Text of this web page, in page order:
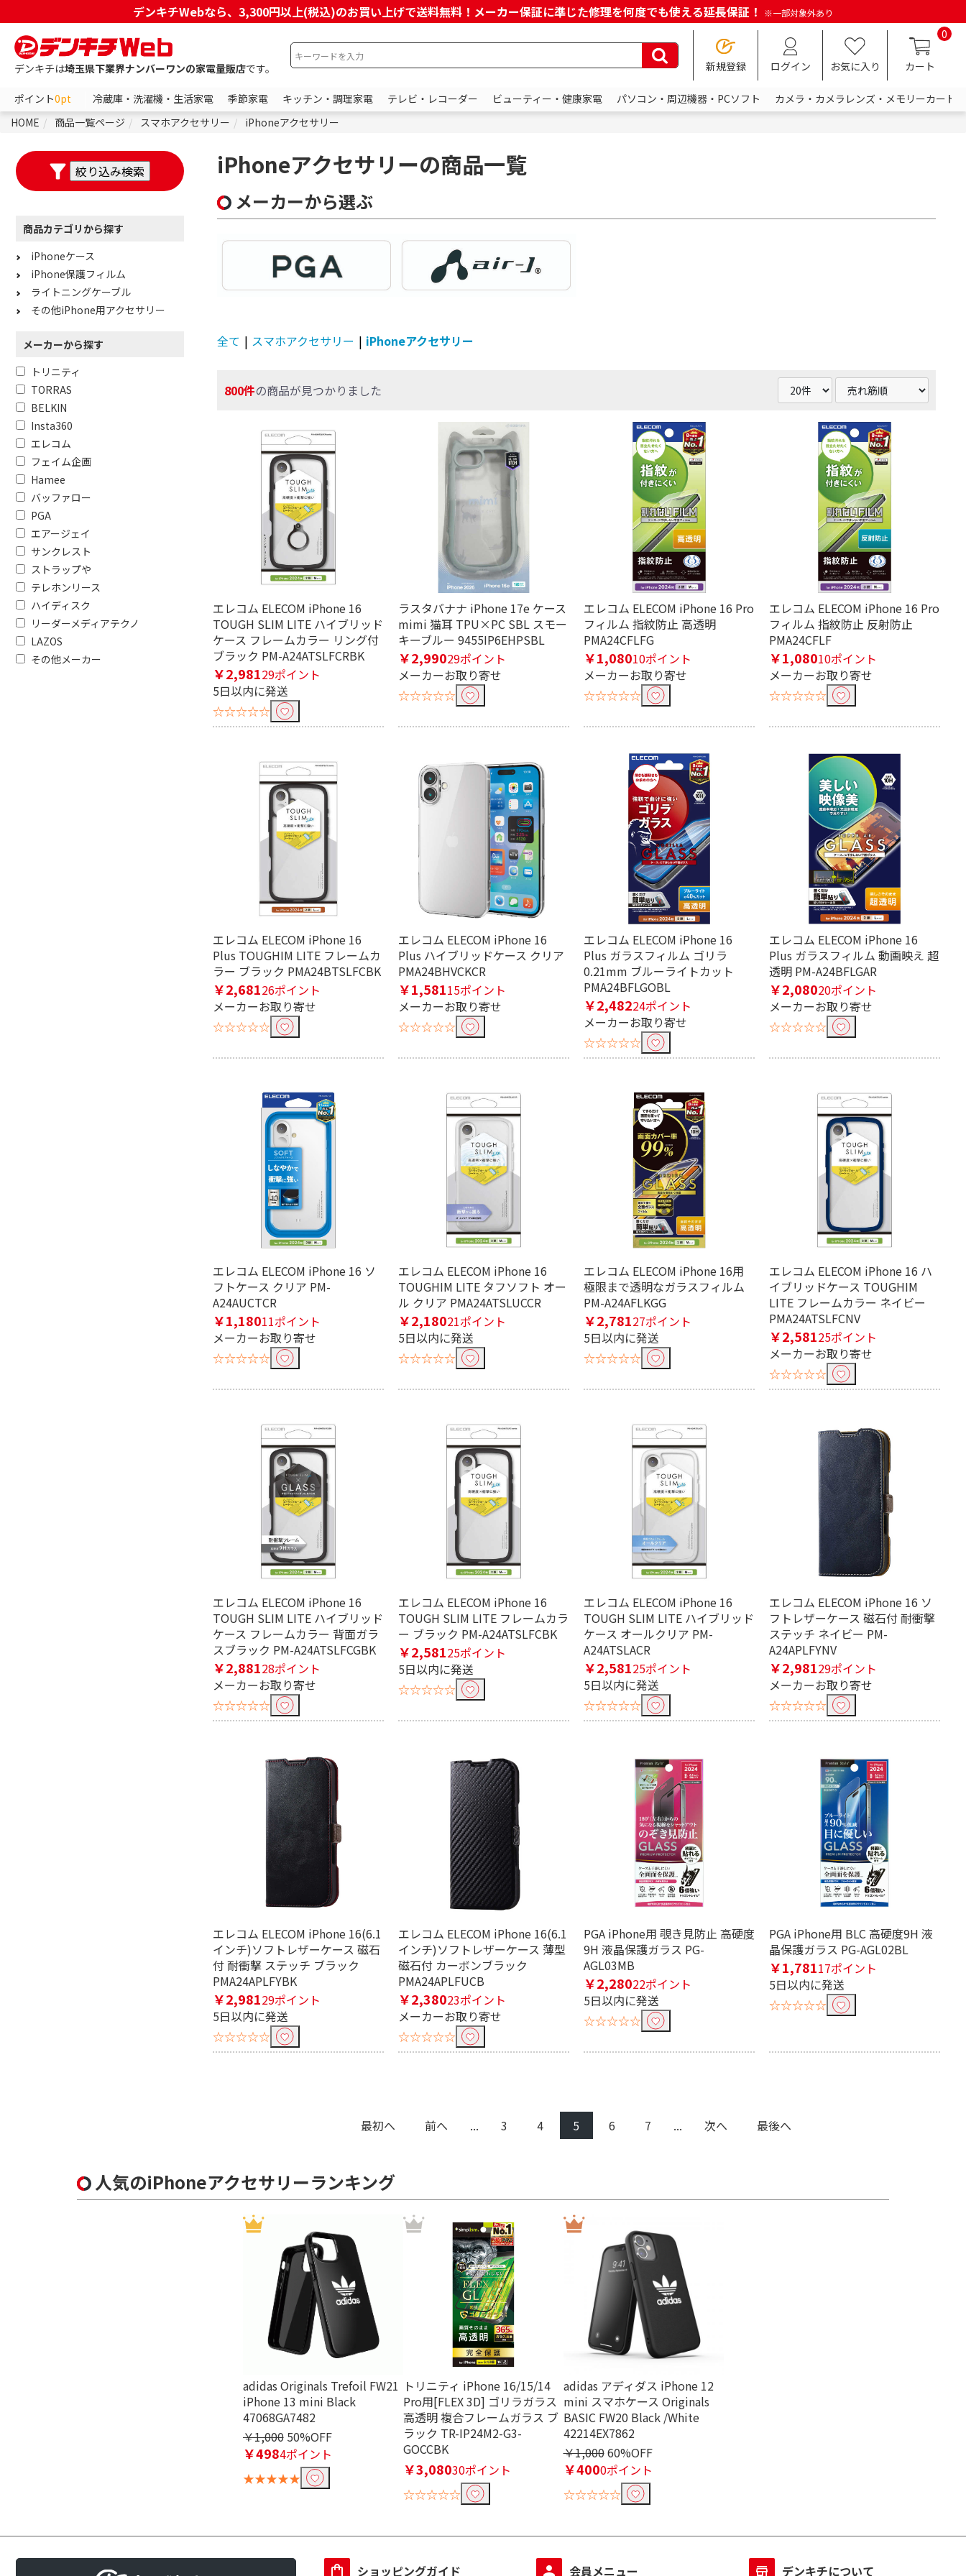
デンキチWebなら、3,300円以上(税込)のお買い上げで送料無料！メーカー保証に準じた修理を何度でも使える延長保証！ ※一部対象外あり
デンキチは埼玉県下業界ナンバーワンの家電量販店です。 新規登録 ログイン お気に入り
0
カート
ポイント0pt 冷蔵庫・洗濯機・生活家電 季節家電 キッチン・調理家電 テレビ・レコーダー ビューティー・健康家電 パソコン・周辺機器・PCソフト
カメラ・カメラレンズ・メモリーカード
HOME
商品一覧ページ スマホアクセサリー iPhoneアクセサリー
iPhoneアクセサリーの商品一覧
メーカーから選ぶ
全て | スマホアクセサリー | iPhoneアクセサリー
800件の商品が見つかりました
エレコム ELECOM iPhone 16
TOUGH SLIM LITE ハイブリッド
ケース フレームカラー リング付
ブラック PM-A24ATSLFCRBK
￥2,98129ポイント
5日以内に発送
☆☆☆☆☆
ラスタバナナ iPhone 17e ケース
mimi 猫耳 TPU×PC SBL スモー
キーブルー 9455IP6EHPSBL
￥2,99029ポイント
メーカーお取り寄せ
☆☆☆☆☆
エレコム ELECOM iPhone 16 Pro
フィルム 指紋防止 高透明
PMA24CFLFG
￥1,08010ポイント
メーカーお取り寄せ
☆☆☆☆☆
エレコム ELECOM iPhone 16 Pro
フィルム 指紋防止 反射防止
PMA24CFLF
￥1,08010ポイント
メーカーお取り寄せ
☆☆☆☆☆
エレコム ELECOM iPhone 16
Plus TOUGHIM LITE フレームカ
ラー ブラック PMA24BTSLFCBK
￥2,68126ポイント
メーカーお取り寄せ
☆☆☆☆☆
エレコム ELECOM iPhone 16
Plus ハイブリッドケース クリア
PMA24BHVCKCR
￥1,58115ポイント
メーカーお取り寄せ
☆☆☆☆☆
エレコム ELECOM iPhone 16
Plus ガラスフィルム ゴリラ
0.21mm ブルーライトカット
PMA24BFLGOBL
￥2,48224ポイント
メーカーお取り寄せ
☆☆☆☆☆
エレコム ELECOM iPhone 16
Plus ガラスフィルム 動画映え 超
透明 PM-A24BFLGAR
￥2,08020ポイント
メーカーお取り寄せ
☆☆☆☆☆
エレコム ELECOM iPhone 16 ソ
フトケース クリア PM-
A24AUCTCR
￥1,18011ポイント
メーカーお取り寄せ
☆☆☆☆☆
エレコム ELECOM iPhone 16
TOUGHIM LITE タフソフト オー
ル クリア PMA24ATSLUCCR
￥2,18021ポイント
5日以内に発送
☆☆☆☆☆
エレコム ELECOM iPhone 16用
極限まで透明なガラスフィルム
PM-A24AFLKGG
￥2,78127ポイント
5日以内に発送
☆☆☆☆☆
エレコム ELECOM iPhone 16 ハ
イブリッドケース TOUGHIM
LITE フレームカラー ネイビー
PMA24ATSLFCNV
￥2,58125ポイント
メーカーお取り寄せ
☆☆☆☆☆
エレコム ELECOM iPhone 16
TOUGH SLIM LITE ハイブリッド
ケース フレームカラー 背面ガラ
スブラック PM-A24ATSLFCGBK
￥2,88128ポイント
メーカーお取り寄せ
☆☆☆☆☆
エレコム ELECOM iPhone 16
TOUGH SLIM LITE フレームカラ
ー ブラック PM-A24ATSLFCBK
￥2,58125ポイント
5日以内に発送
☆☆☆☆☆
エレコム ELECOM iPhone 16
TOUGH SLIM LITE ハイブリッド
ケース オールクリア PM-
A24ATSLACR
￥2,58125ポイント
5日以内に発送
☆☆☆☆☆
エレコム ELECOM iPhone 16 ソ
フトレザーケース 磁石付 耐衝撃
ステッチ ネイビー PM-
A24APLFYNV
￥2,98129ポイント
メーカーお取り寄せ
☆☆☆☆☆
エレコム ELECOM iPhone 16(6.1
インチ)ソフトレザーケース 磁石
付 耐衝撃 ステッチ ブラック
PMA24APLFYBK
￥2,98129ポイント
5日以内に発送
☆☆☆☆☆
エレコム ELECOM iPhone 16(6.1
インチ)ソフトレザーケース 薄型
磁石付 カーボンブラック
PMA24APLFUCB
￥2,38023ポイント
メーカーお取り寄せ
☆☆☆☆☆
PGA iPhone用 覗き見防止 高硬度
9H 液晶保護ガラス PG-
AGL03MB
￥2,28022ポイント
5日以内に発送
☆☆☆☆☆
PGA iPhone用 BLC 高硬度9H 液
晶保護ガラス PG-AGL02BL
￥1,78117ポイント
5日以内に発送
☆☆☆☆☆
最初へ 前へ ... 3 4 5 6 7 ... 次へ 最後へ
商品カテゴリから探す
iPhoneケース
iPhone保護フィルム
ライトニングケーブル
その他iPhone用アクセサリー
メーカーから探す
トリニティ
TORRAS
BELKIN
Insta360
エレコム
フェイム企画
Hamee
バッファロー
PGA
エアージェイ
サンクレスト
ストラップや
テレホンリース
ハイディスク
リーダーメディアテクノ
LAZOS
その他メーカー
除外する にチェックを入れると、指定したワードを除外して検索します。
円
人気のiPhoneアクセサリーランキング
adidas Originals Trefoil FW21
iPhone 13 mini Black
47068GA7482
￥1,000 50%OFF
￥4984ポイント
★★★★★
トリニティ iPhone 16/15/14
Pro用[FLEX 3D] ゴリラガラス
高透明 複合フレームガラス ブ
ラック TR-IP24M2-G3-
GOCCBK
￥3,08030ポイント
☆☆☆☆☆
adidas アディダス iPhone 12
mini スマホケース Originals
BASIC FW20 Black /White
42214EX7862
￥1,00060%OFF
￥4000ポイント
☆☆☆☆☆
ショッピングガイド 会員メニュー デンキチについて